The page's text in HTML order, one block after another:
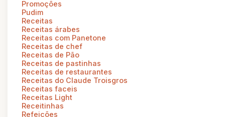
Promoções
Pudim
Receitas
Receitas árabes
Receitas com Panetone
Receitas de chef
Receitas de Pão
Receitas de pastinhas
Receitas de restaurantes
Receitas do Claude Troisgros
Receitas faceis
Receitas Light
Receitinhas
Refeições